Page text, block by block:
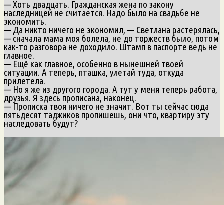
— Хоть двадцать. Гражданская жена по закону
наследницей не считается. Надо было на свадьбе не
экономить.
— Да никто ничего не экономил, — Светлана растерялась,
— сначала мама моя болела, не до торжеств было, потом
как-то разговора не доходило. Штамп в паспорте ведь не
главное.
— Ещё как главное, особенно в нынешней твоей
ситуации. А теперь, пташка, улетай туда, откуда
прилетела.
— Но я же из другого города. А тут у меня теперь работа,
друзья. Я здесь прописана, наконец.
— Прописка твоя ничего не значит. Вот ты сейчас сюда
пятьдесят таджиков пропишешь, они что, квартиру эту
наследовать будут?